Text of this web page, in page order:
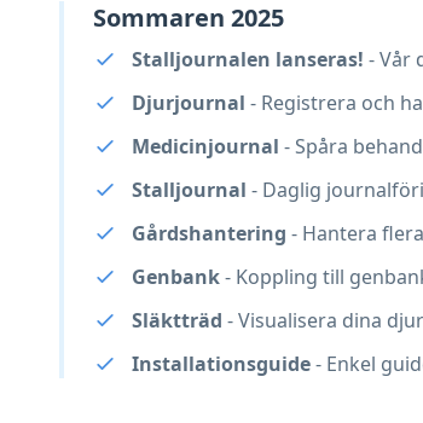
Sommaren 2025
Stalljournalen lanseras! - Vår
Djurjournal - Registrera och
Medicinjournal - Spåra
Stalljournal - Daglig
Gårdshantering - Hantera
Genbank- Koppling till
Släktträd - Visualisera dina
Installationsguide- Enkel